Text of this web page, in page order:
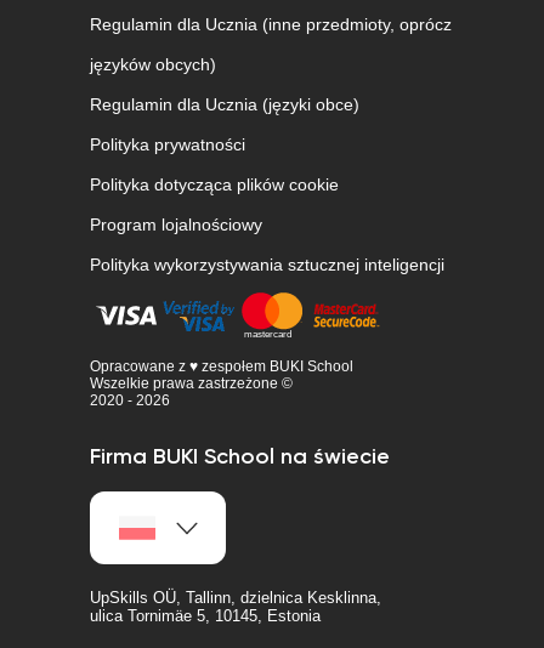
Regulamin dla Ucznia (inne przedmioty, oprócz
języków obcych)
Regulamin dla Ucznia (języki obce)
Polityka prywatności
Polityka dotycząca plików cookie
Program lojalnościowy
Polityka wykorzystywania sztucznej inteligencji
Opracowane z ♥ zespołem BUKI School
Wszelkie prawa zastrzeżone ©
2020 - 2026
Firma BUKI School na świecie
UpSkills OÜ, Tallinn, dzielnica Kesklinna,
ulica Tornimäe 5, 10145, Estonia